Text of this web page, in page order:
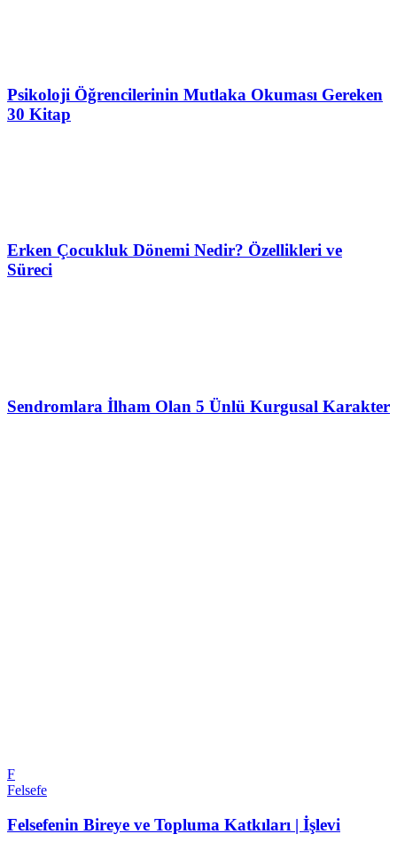
Psikoloji Öğrencilerinin Mutlaka Okuması Gereken
30 Kitap
Erken Çocukluk Dönemi Nedir? Özellikleri ve
Süreci
Sendromlara İlham Olan 5 Ünlü Kurgusal Karakter
F
Felsefe
Felsefenin Bireye ve Topluma Katkıları | İşlevi